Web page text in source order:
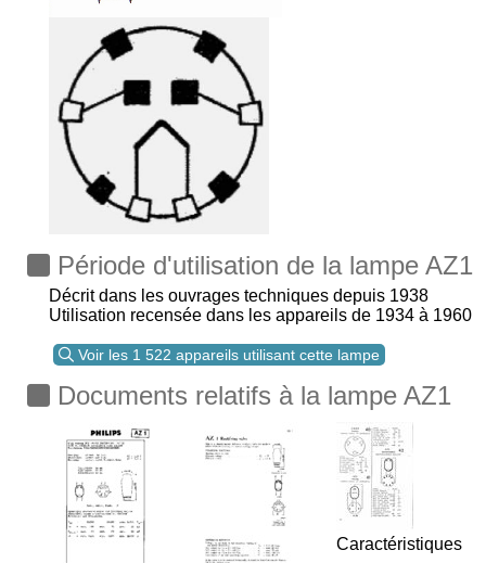
Période d'utilisation de la lampe AZ1
Décrit dans les ouvrages techniques depuis 1938
Utilisation recensée dans les appareils de 1934 à 1960
Voir les 1 522 appareils utilisant cette lampe
Documents relatifs à la lampe AZ1
Caractéristiques